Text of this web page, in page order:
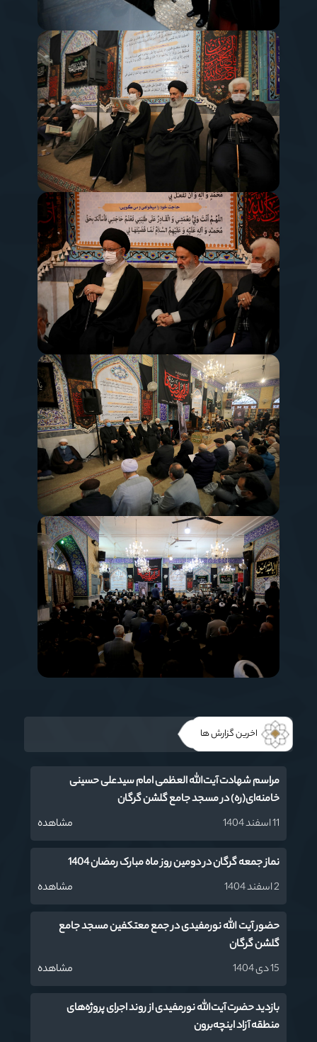
اخرین گزارش ها
مراسم شهادت آیت‌‌الله العظمی امام سیدعلی حسینی
خامنه‌ای(ره) در مسجد جامع گلشن گرگان
11 اسفند 1404
مشاهده
نماز جمعه گرگان در دومین روز ماه مبارک رمضان 1404
2 اسفند 1404
مشاهده
حضور آیت الله نورمفیدی در جمع معتکفین مسجد جامع
گلشن گرگان
15 دی 1404
مشاهده
بازدید حضرت آیت‌الله نورمفیدی از روند اجرای پروژه‌های
منطقه آزاد اینچه‌برون